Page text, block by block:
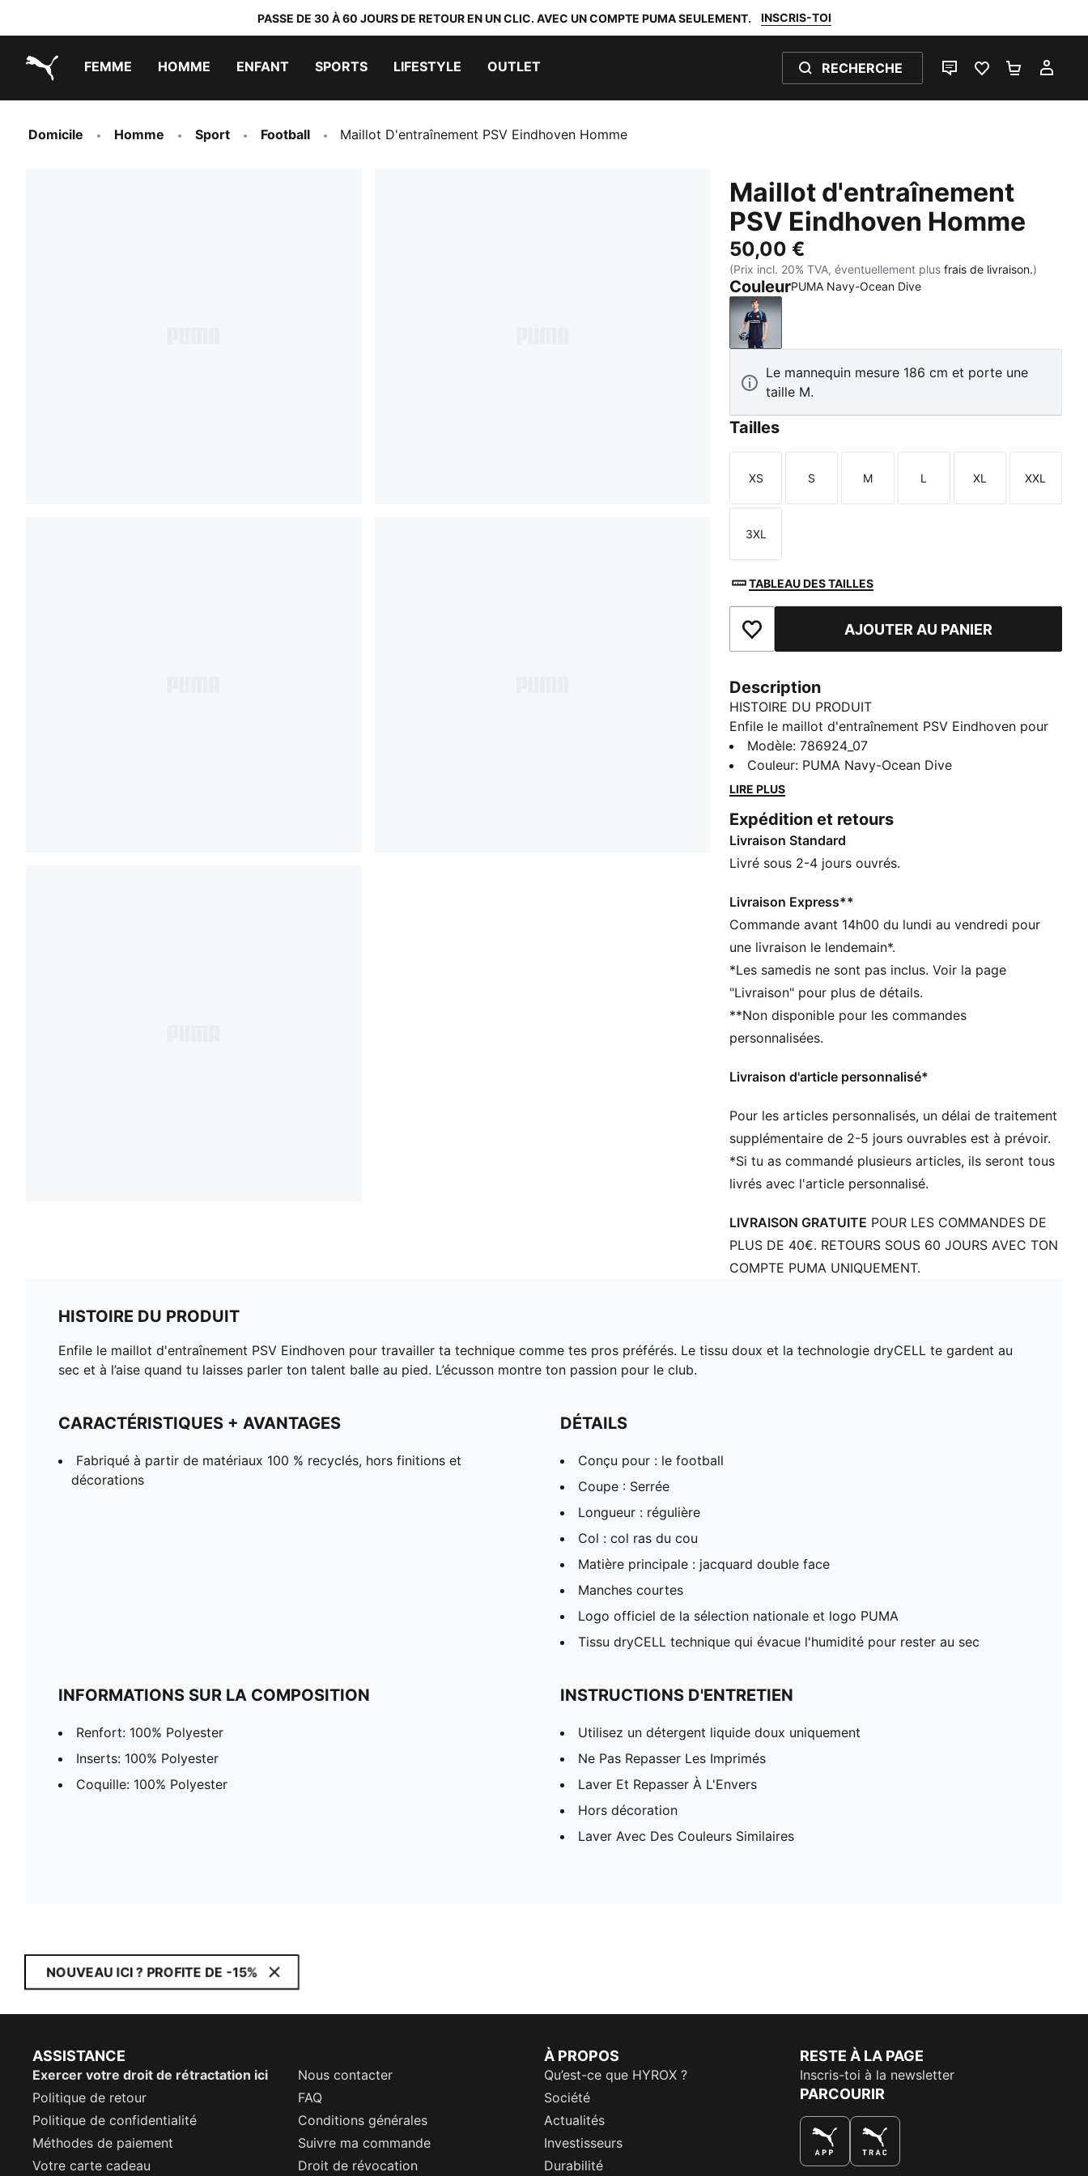
PASSE DE 30 À 60 JOURS DE RETOUR EN UN CLIC. AVEC UN COMPTE PUMA SEULEMENT. INSCRIS-TOI
FEMME HOMME ENFANT SPORTS LIFESTYLE OUTLET RECHERCHE
LIVE CHATFAVORIS 0PANIER 0
Domicile Homme Sport Football Maillot D'entraînement PSV Eindhoven Homme
Maillot d'entraînement
PSV Eindhoven Homme
50,00 €
(Prix incl. 20% TVA, éventuellement plusfrais de livraison.)
CouleurPUMA Navy-Ocean Dive
PUMA Navy-Ocean Dive
Le mannequin mesure 186 cm et porte une
taille M.
Tailles
Taille
XS
Taille
S
Taille
M
Taille
L
Taille
XL
Taille
XXL
Taille
3XL
TABLEAU DES TAILLES
Ajouter aux favorisAJOUTER AU PANIER
Description
HISTOIRE DU PRODUIT
Enfile le maillot d'entraînement PSV Eindhoven pour
travailler ta technique comme tes pros préférés. Le
tissu doux et la technologie dryCELL te gardent au
sec et à l’aise quand tu laisses parler ton talent balle
CARACTÉRISTIQUES + AVANTAGES
Fabriqué à partir de matériaux 100 % recyclés, hors
finitions et décorations
Conçu pour : le football
Coupe : Serrée
Longueur : régulière
Matière principale : jacquard double face
Manches courtes
Logo officiel de la sélection nationale et logo PUMA
Tissu dryCELL technique qui évacue l'humidité pour
Modèle:786924_07
Couleur: PUMA Navy-Ocean Dive
LIRE PLUS
Expédition et retours
Livraison Standard
Livré sous 2-4 jours ouvrés.
Livraison Express**
Commande avant 14h00 du lundi au vendredi pour
une livraison le lendemain*.
*Les samedis ne sont pas inclus. Voir la page
"Livraison" pour plus de détails.
**Non disponible pour les commandes
personnalisées.
Livraison d'article personnalisé*
Pour les articles personnalisés, un délai de traitement
supplémentaire de 2-5 jours ouvrables est à prévoir.
*Si tu as commandé plusieurs articles, ils seront tous
livrés avec l'article personnalisé.
LIVRAISON GRATUITE POUR LES COMMANDES DE
PLUS DE 40€. RETOURS SOUS 60 JOURS AVEC TON
COMPTE PUMA UNIQUEMENT.
HISTOIRE DU PRODUIT
Enfile le maillot d'entraînement PSV Eindhoven pour travailler ta technique comme tes pros préférés. Le tissu doux et la technologie dryCELL te gardent au
sec et à l’aise quand tu laisses parler ton talent balle au pied. L’écusson montre ton passion pour le club.
CARACTÉRISTIQUES + AVANTAGES
Fabriqué à partir de matériaux 100 % recyclés, hors finitions et
décorations
DÉTAILS
Conçu pour : le football
Coupe : Serrée
Longueur : régulière
Col : col ras du cou
Matière principale : jacquard double face
Manches courtes
Logo officiel de la sélection nationale et logo PUMA
Tissu dryCELL technique qui évacue l'humidité pour rester au sec
INFORMATIONS SUR LA COMPOSITION
Renfort: 100% Polyester
Inserts: 100% Polyester
Coquille: 100% Polyester
INSTRUCTIONS D'ENTRETIEN
Utilisez un détergent liquide doux uniquement
Ne Pas Repasser Les Imprimés
Laver Et Repasser À L'Envers
Hors décoration
Laver Avec Des Couleurs Similaires
NOUVEAU ICI ? PROFITE DE -15%
ASSISTANCE
Exercer votre droit de rétractation ici
Nous contacter
Politique de retour
FAQ
Politique de confidentialité
Conditions générales
Méthodes de paiement
Suivre ma commande
Votre carte cadeau
Droit de révocation
À PROPOS
Qu’est-ce que HYROX ?
Société
Actualités
Investisseurs
Durabilité
RESTE À LA PAGE
Inscris-toi à la newsletter
PARCOURIR